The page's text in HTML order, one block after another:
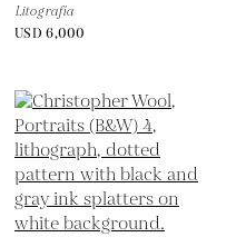
Litografía
USD 6,000